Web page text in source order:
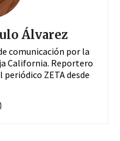
Álvarez
comunicación por la
California. Reportero
periódico ZETA desde